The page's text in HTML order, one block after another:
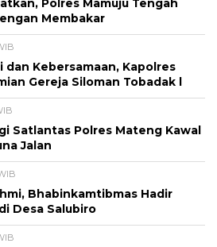
Polres Mamuju Tengah
Membakar
dan Kebersamaan, Kapolres
Gereja Siloman Tobadak l
Satlantas Polres Mateng Kawal
Jalan
Bhabinkamtibmas Hadir
Desa Salubiro